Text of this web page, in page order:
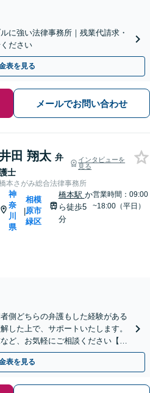
に強い法律事務所｜残業代請求・
ださい
表を見る
メールでお問い合わせ
田 翔太 弁
士
インタビューを
見る
本さがみ総合法律事務所
神
奈
川
県
|
相模
原市
緑区
橋本駅 か
ら徒歩5
分
営業時間：09:00
~18:00（平日）
側どちらの弁護もした経験がある
した上で、サポートいたします。
ど、お気軽にご相談ください【休
表を見る